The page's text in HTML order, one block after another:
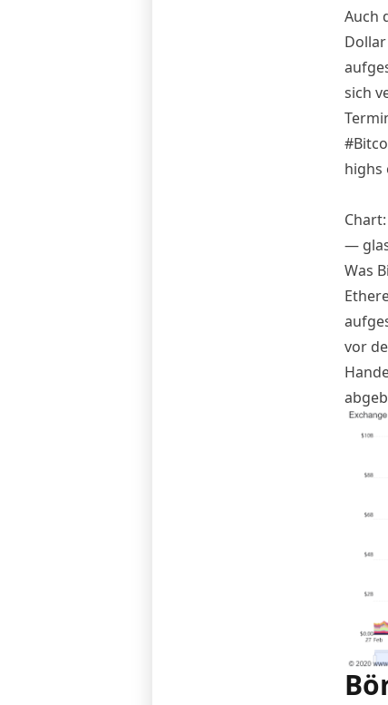
Auch
sich
highs
Chart:
—
Was
vor